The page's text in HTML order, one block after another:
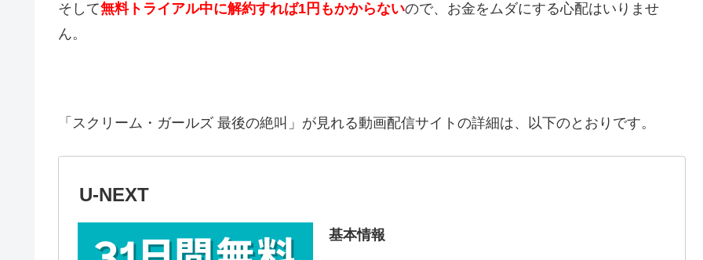
そして無料トライアル中に解約すれば1円もかからないので、お金をムダにする心配はいりませ
ん。
「スクリーム・ガールズ 最後の絶叫」が見れる動画配信サイトの詳細は、以下のとおりです。
U-NEXT
基本情報